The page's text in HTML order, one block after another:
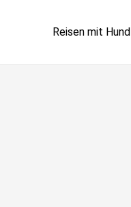
Reisen mit Hund